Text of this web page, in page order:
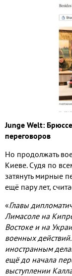
Junge Welt:
переговоров
Но продолжать
Киеве. Судя по
затянуть мирные
ещё пару лет,
«Главы
Лимасоле на
Востоке и на
военных
иностранным
ещё до начала
выступлении